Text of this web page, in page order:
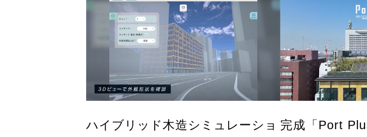
ハイブリッド木造シミュレーショ 完成「Port